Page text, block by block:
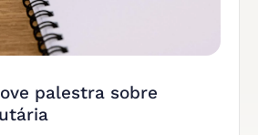
palestra sobre